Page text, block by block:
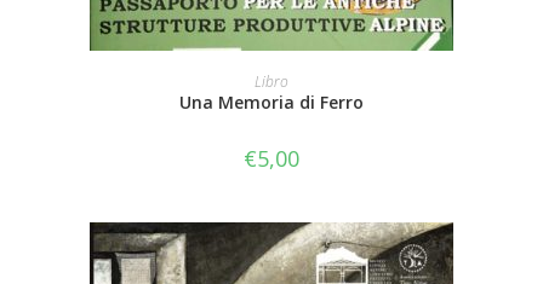
AGGIUNGI AL CARRELLO
Libro
Una Memoria di Ferro
€5,00